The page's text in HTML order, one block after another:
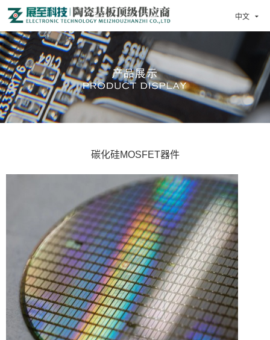
中文 
碳化硅MOSFET器件